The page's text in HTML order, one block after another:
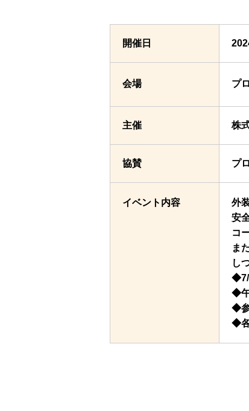
開催日
会場 プ
主催 株
協賛 プ
イベント内容
外
安
コ
ま
し
◆7/
◆
◆
◆